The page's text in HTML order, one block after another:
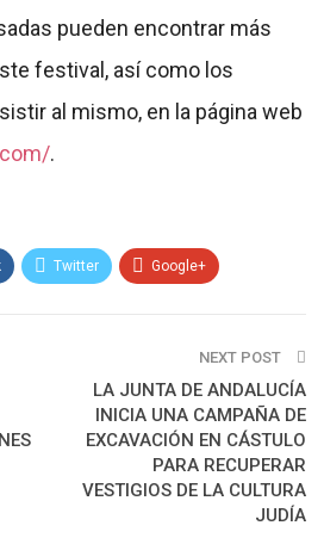
pueden encontrar más
festival, así como los
al mismo, en la página web
.
Twitter Google+
NEXT POST
LA JUNTA DE ANDALUCÍA
INICIA UNA CAMPAÑA DE
EXCAVACIÓN EN CÁSTULO
PARA RECUPERAR
VESTIGIOS DE LA CULTURA
JUDÍA